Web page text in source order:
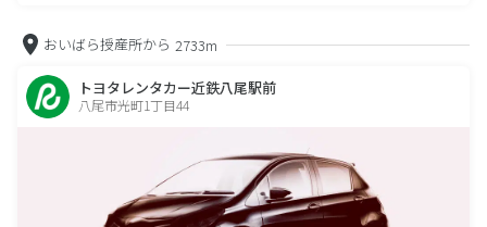
おいばら授産所から 2733m
トヨタレンタカー近鉄八尾駅前
八尾市光町1丁目44